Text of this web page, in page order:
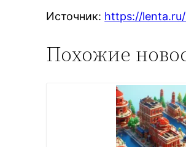
Источник: https://
Похожие